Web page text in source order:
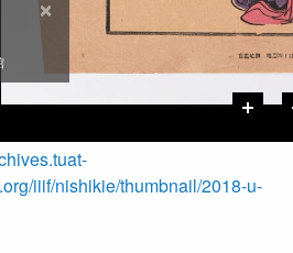
iiif/nishikie/thumbnail/2018-u-
×